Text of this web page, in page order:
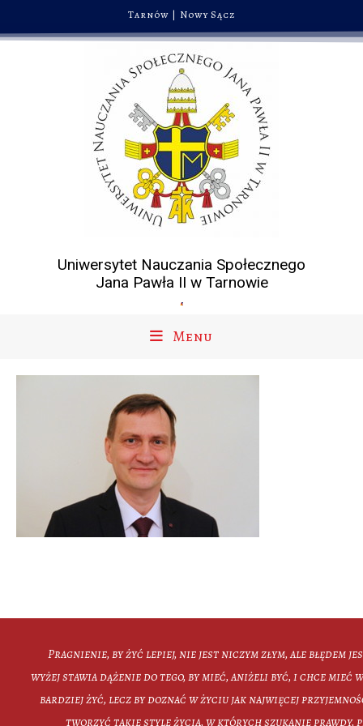
Tarnów | Nowy Sącz
Uniwersytet Nauczania Społecznego
Jana Pawła II w Tarnowie
Menu
Pragnienie, by żyć lepiej, nie jest niczym złym, ale błędem
wyżej stawia dążenie do tego, by mieć, aniżeli być, i chce mieć
bardziej żyć, lecz by doznać w życiu jak najwięcej
tworzyć takie style życia, w których szukanie prawdy,